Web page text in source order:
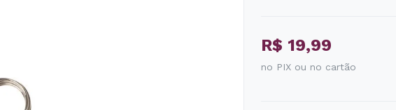
R$ 19,99
no PIX ou no cartão